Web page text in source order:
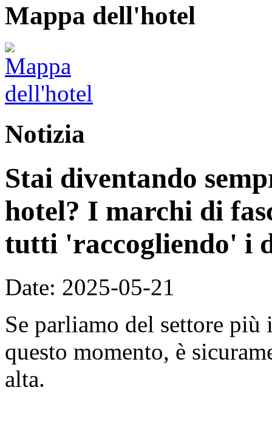
Mappa dell'hotel
Notizia
Stai diventando
hotel? I marchi di
tutti 'raccogliendo' i
Date: 2025-05-21
Se parliamo del settore
questo momento, è
alta.